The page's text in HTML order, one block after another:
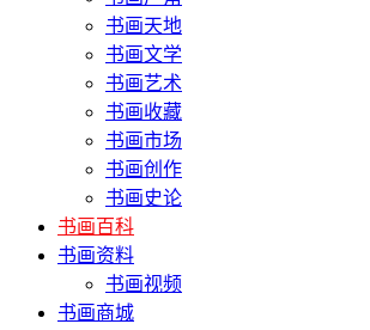
书画天地
书画文学
书画艺术
书画收藏
书画市场
书画创作
书画史论
书画百科
书画资料
书画视频
书画商城